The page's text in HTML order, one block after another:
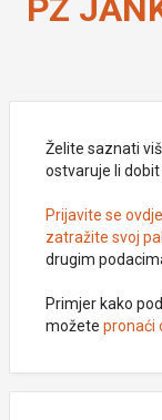
PZ
Želite saznati
ostvaruje li dobit
Prijavite se ovdje
zatražite svoj
drugim
Primjer kako
možete pronaći